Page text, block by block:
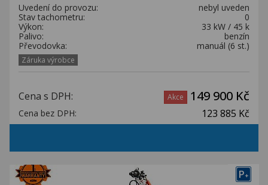
Uvedení do provozu:
nebyl uveden
Stav tachometru:
0
Výkon:
33 kW / 45 k
Palivo:
benzín
Převodovka:
manuál (6 st.)
Záruka výrobce
Cena s DPH: Akce 149 900 Kč
Cena bez DPH: 123 885 Kč
P+